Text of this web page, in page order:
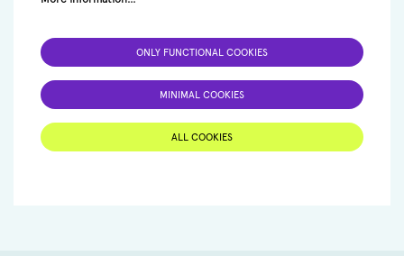
ONLY FUNCTIONAL COOKIES
MINIMAL COOKIES
ALL COOKIES